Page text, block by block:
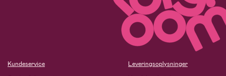
Kundeservice
Leveringsoplysninger